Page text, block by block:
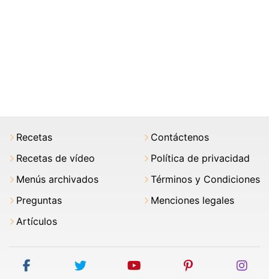
Recetas
Recetas de vídeo
Menús archivados
Preguntas
Artículos
Contáctenos
Política de privacidad
Términos y Condiciones
Menciones legales
facebook twitter youtube pinterest